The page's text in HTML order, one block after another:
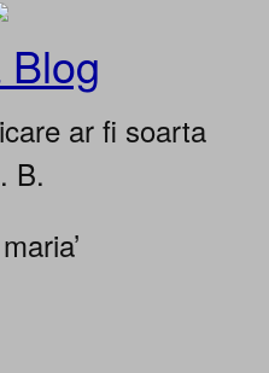
ar fi soarta
B.